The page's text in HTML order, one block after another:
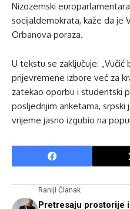
Nizozemski
socijaldemokrata, kaže da je
Orbanova poraza.
U tekstu se zaključuje:
prijevremene izbore već za
zatekao oporbu i studentski
posljednjim anketama,
vrijeme jasno izgubio na
Raniji Članak
Pretresaju prostorije i